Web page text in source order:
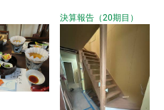
決算報告（20期目）